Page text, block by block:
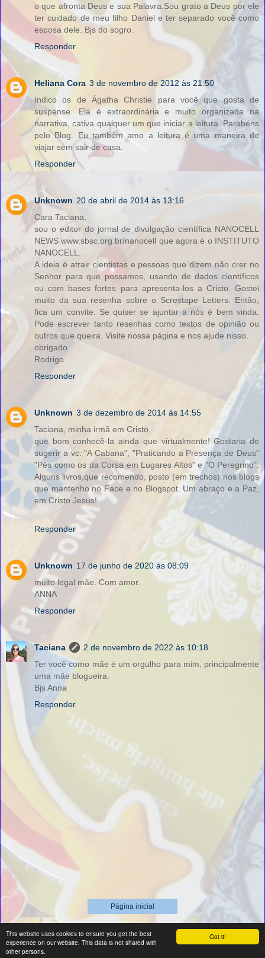
Got it!
This website uses cookies to ensure you get the best
experience on our website. This data is not shared with
other persons.
o que afronta Deus e sua Palavra.Sou grato a Deus por ele
ter cuidado de meu filho Daniel e ter separado você como
esposa dele. Bjs do sogro.
Responder
Heliana Cora 3 de novembro de 2012 às 21:50
Indico os de Ágatha Christie para você que gosta de
suspense. Ela é extraordinária e muito organizada na
narrativa, cativa qualquer um que iniciar a leitura. Parabéns
pelo Blog. Eu também amo a leitura é uma maneira de
viajar sem sair de casa.
Responder
Unknown 20 de abril de 2014 às 13:16
Cara Taciana,
sou o editor do jornal de divulgação científica NANOCELL
NEWS www.sbsc.org.br/nanocell que agora é o INSTITUTO
NANOCELL.
A ideia é atrair cientistas e pessoas que dizem não crer no
Senhor para que possamos, usando de dados científicos
ou com bases fortes para apresenta-los a Cristo. Gostei
muito da sua resenha sobre o Screstape Letters. Então,
fica um convite. Se quiser se ajuntar a nós é bem vinda.
Pode escrever tanto resenhas como textos de opinião ou
outros que queira. Visite nossa página e nos ajude nisso.
obrigado
Rodrigo
Responder
Unknown 3 de dezembro de 2014 às 14:55
Taciana, minha irmã em Cristo,
que bom conhecê-la ainda que virtualmente! Gostaria de
sugerir a vc: "A Cabana", "Praticando a Presença de Deus"
"Pés como os da Corsa em Lugares Altos" e "O Peregrino".
Alguns livros,que recomendo, posto (em trechos) nos blogs
que mantenho no Face e no Blogspot. Um abraço e a Paz,
em Cristo Jesus!
Responder
Unknown 17 de junho de 2020 às 08:09
muito legal mãe. Com amor.
ANNA
Responder
Taciana
2 de novembro de 2022 às 10:18
Ter você como mãe é um orgulho para mim, principalmente
uma mãe blogueira.
Bjs Anna
Responder
Página inicial